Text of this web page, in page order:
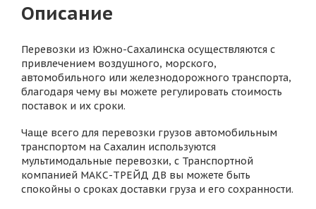
Описание
Перевозки из Южно-Сахалинска осуществляются с
привлечением воздушного, морского,
автомобильного или железнодорожного транспорта,
благодаря чему вы можете регулировать стоимость
поставок и их сроки.
Чаще всего для перевозки грузов автомобильным
транспортом на Сахалин используются
мультимодальные перевозки, с Транспортной
компанией МАКС-ТРЕЙД ДВ вы можете быть
спокойны о сроках доставки груза и его сохранности.